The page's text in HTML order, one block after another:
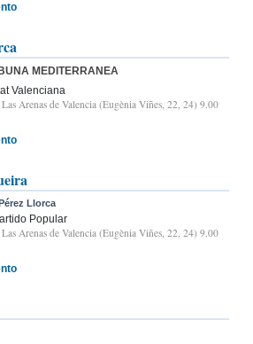
MEDITERRANEA
Valenciana
Arenas de Valencia (Eugènia Viñes, 22, 24) 9.00
Llorca
Popular
Arenas de Valencia (Eugènia Viñes, 22, 24) 9.00